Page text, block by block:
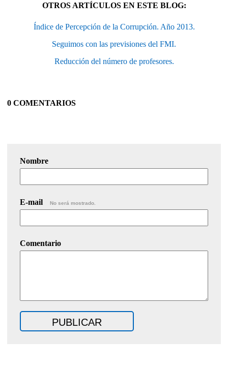
OTROS ARTÍCULOS EN ESTE BLOG:
Índice de Percepción de la Corrupción. Año 2013.
Seguimos con las previsiones del FMI.
Reducción del número de profesores.
0 COMENTARIOS
Nombre
E-mail No será mostrado.
Comentario